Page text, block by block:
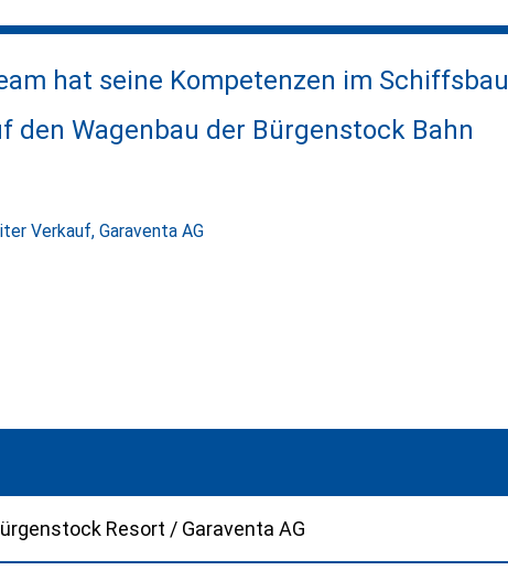
hat seine Kompetenzen im Schiffsbau
den Wagenbau der Bürgenstock Bahn
Verkauf, Garaventa AG
Resort / Garaventa AG